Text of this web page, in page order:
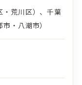
・荒川区）、千葉
・八潮市）